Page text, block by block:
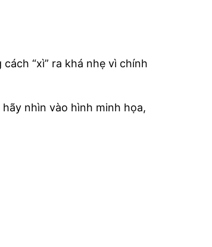
“xì” ra khá nhẹ vì chính
nhìn vào hình minh họa,